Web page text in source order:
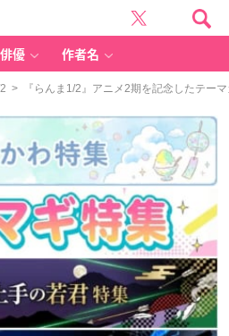
優 作者名
> 『らんま1/2』アニメ2期を記念したテー